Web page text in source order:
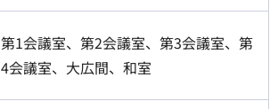
第1会議室、第2会議室、第3会議室、第
4会議室、大広間、和室